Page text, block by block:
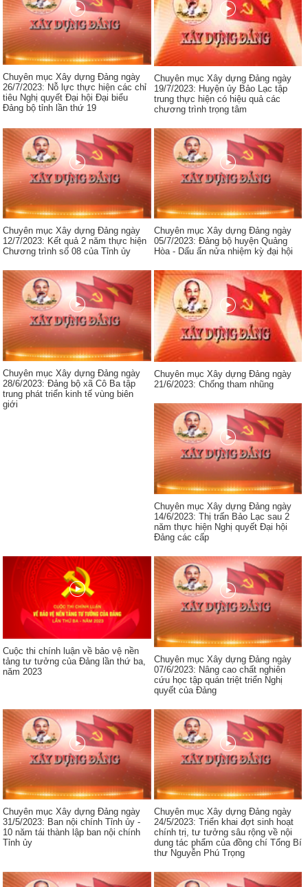
Chuyên mục Xây dựng Đảng ngày
26/7/2023: Nỗ lực thực hiện các chỉ
tiêu Nghị quyết Đại hội Đại biểu
Đảng bộ tỉnh lần thứ 19
Chuyên mục Xây dựng Đảng ngày
19/7/2023: Huyện ủy Bảo Lạc tập
trung thực hiện có hiệu quả các
chương trình trọng tâm
Chuyên mục Xây dựng Đảng ngày
12/7/2023: Kết quả 2 năm thực hiện
Chương trình số 08 của Tỉnh ủy
Chuyên mục Xây dựng Đảng ngày
05/7/2023: Đảng bộ huyện Quảng
Hòa - Dấu ấn nửa nhiệm kỳ đại hội
Chuyên mục Xây dựng Đảng ngày
28/6/2023: Đảng bộ xã Cô Ba tập
trung phát triển kinh tế vùng biên
giới
Chuyên mục Xây dựng Đảng ngày
21/6/2023: Chống tham nhũng
Chuyên mục Xây dựng Đảng ngày
14/6/2023: Thị trấn Bảo Lạc sau 2
năm thực hiện Nghị quyết Đại hội
Đảng các cấp
Cuộc thi chính luận về bảo vệ nền
tảng tư tưởng của Đảng lần thứ ba,
năm 2023
Chuyên mục Xây dựng Đảng ngày
07/6/2023: Nâng cao chất nghiên
cứu học tập quán triệt triển Nghị
quyết của Đảng
Chuyên mục Xây dựng Đảng ngày
31/5/2023: Ban nội chính Tỉnh ủy -
10 năm tái thành lập ban nội chính
Tỉnh ủy
Chuyên mục Xây dựng Đảng ngày
24/5/2023: Triển khai đợt sinh hoạt
chính trị, tư tưởng sâu rộng về nội
dung tác phẩm của đồng chí Tổng Bí
thư Nguyễn Phú Trọng